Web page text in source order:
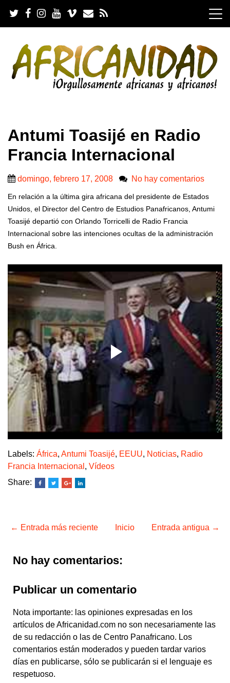
i
Antumi Toasijé en Radio
Francia Internacional
domingo, febrero 17, 2008 No hay comentarios
En relación a la última gira africana del presidente de Estados
Unidos, el Director del Centro de Estudios Panafricanos, Antumi
Toasijé departió con Orlando Torricelli de Radio Francia
Internacional sobre las intenciones ocultas de la administración
Bush en África.
Labels: África, Antumi Toasijé, EEUU, Noticias, Radio
Francia Internacional , Vídeos
Share:
← Entrada más reciente Entrada antigua →
Inicio
No hay comentarios:
Publicar un comentario
Nota importante: las opiniones expresadas en los
artículos de Africanidad.com no son necesariamente las
de su redacción o las de Centro Panafricano. Los
comentarios están moderados y pueden tardar varios
días en publicarse, sólo se publicarán si el lenguaje es
respetuoso.